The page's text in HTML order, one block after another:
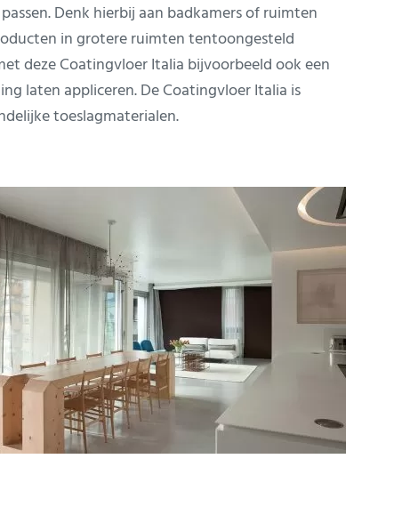
Denk hierbij aan badkamers of ruimten
in grotere ruimten tentoongesteld
deze Coatingvloer Italia bijvoorbeeld ook een
laten appliceren. De Coatingvloer Italia is
toeslagmaterialen.